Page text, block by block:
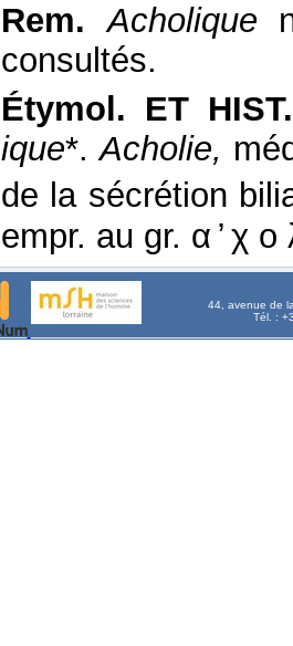
Rem.Acholique
consultés.
Étymol. ET
ique*.Acholie,
de la sécrétion
empr. au gr. α ̓ χ ο
44, avenue de
Tél. :